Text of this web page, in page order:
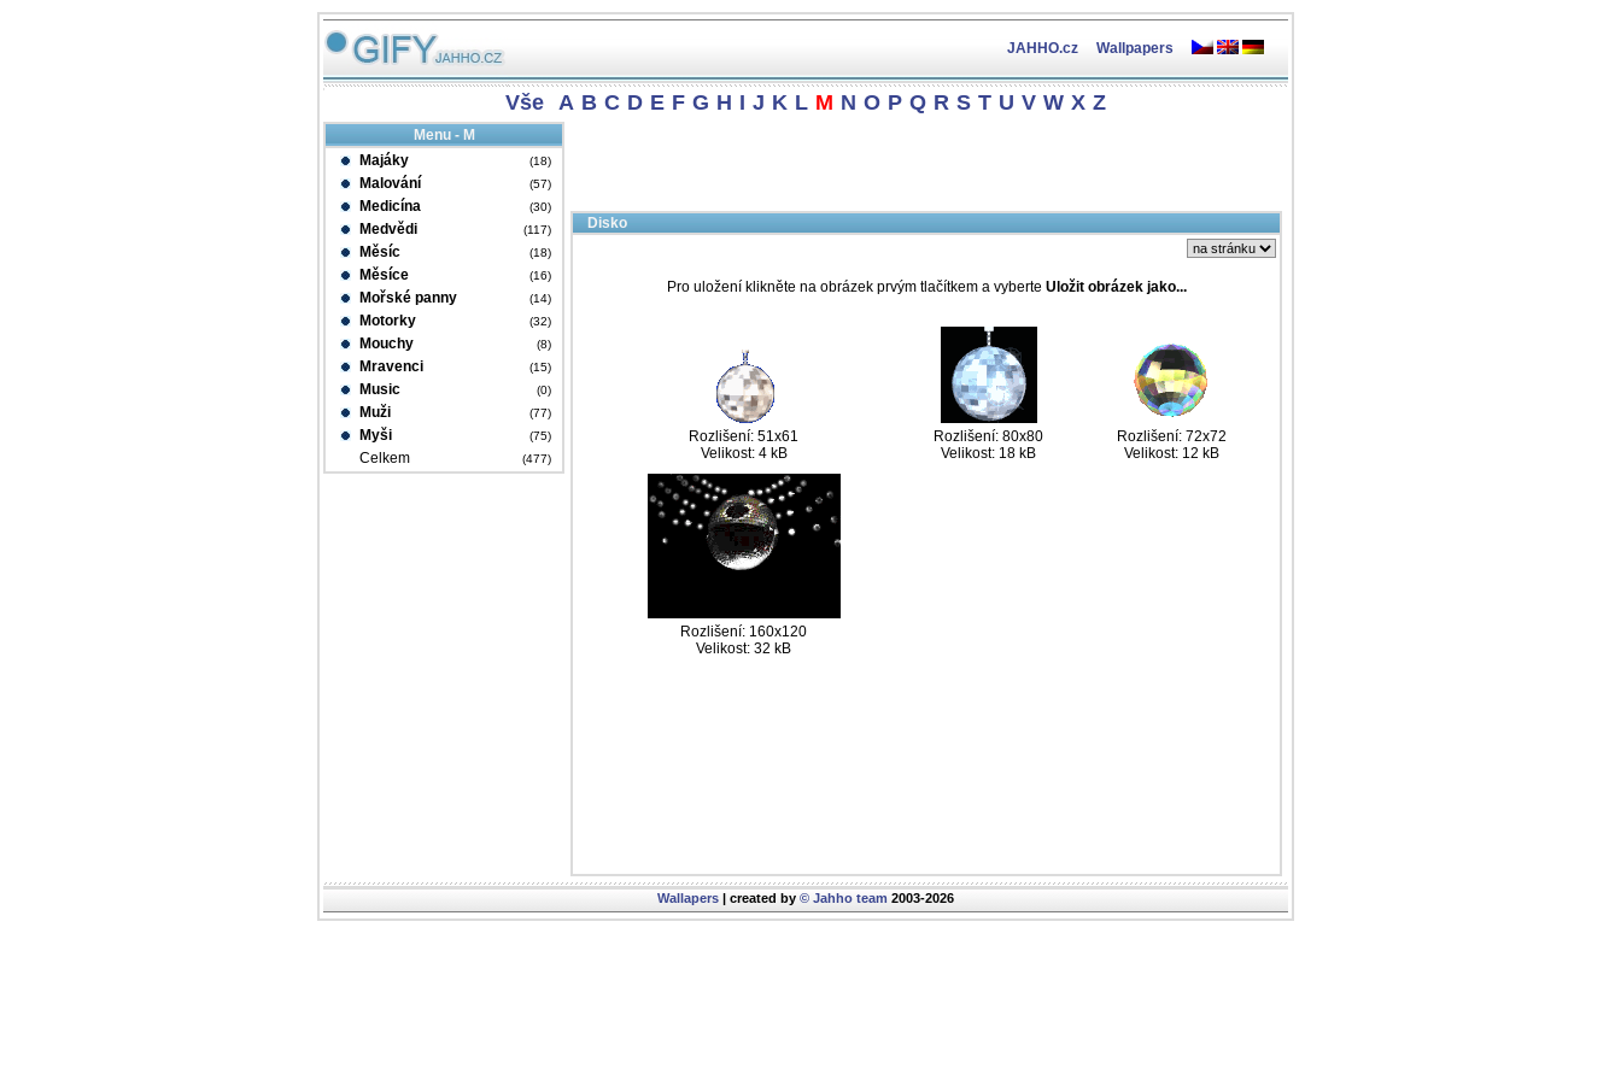
JAHHO.cz Wallpapers
Vše A B C D E F G H I J K L M N O P Q R S T U V W X Z
Menu - M
Majáky
(18)
Malování (57)
Medicína (30)
Medvědi (117)
Měsíc (18)
Měsíce (16)
Mořské panny (14)
Motorky (32)
Mouchy (8)
Mravenci (15)
Music (0)
Muži (77)
Myši (75)
Celkem (477)
Disko
Pro uložení klikněte na obrázek prvým tlačítkem a vyberte Uložit obrázek jako...
Rozlišení: 51x61
Velikost: 4 kB
Rozlišení: 80x80
Velikost: 18 kB
Rozlišení: 72x72
Velikost: 12 kB
Rozlišení: 160x120
Velikost: 32 kB
Wallapers | created by © Jahho team 2003-2026